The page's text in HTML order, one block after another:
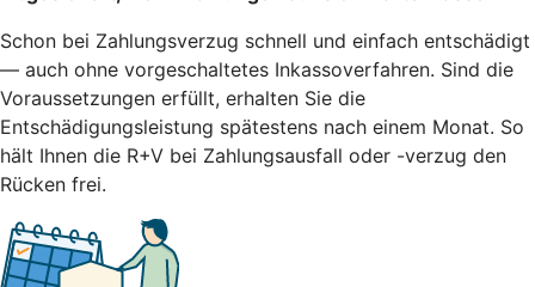
Schon bei Zahlungsverzug schnell und einfach entschädigt
— auch ohne vorgeschaltetes Inkassoverfahren. Sind die
Voraussetzungen erfüllt, erhalten Sie die
Entschädigungsleistung spätestens nach einem Monat. So
hält Ihnen die R+V bei Zahlungsausfall oder -verzug den
Rücken frei.